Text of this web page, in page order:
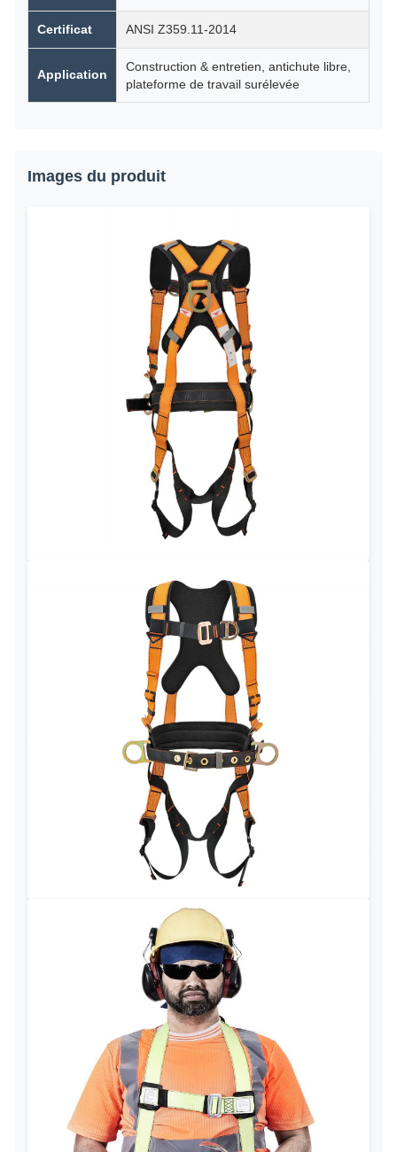
Certificat ANSI Z359.11-2014
Application
Construction & entretien, antichute libre,
plateforme de travail surélevée
Images du produit